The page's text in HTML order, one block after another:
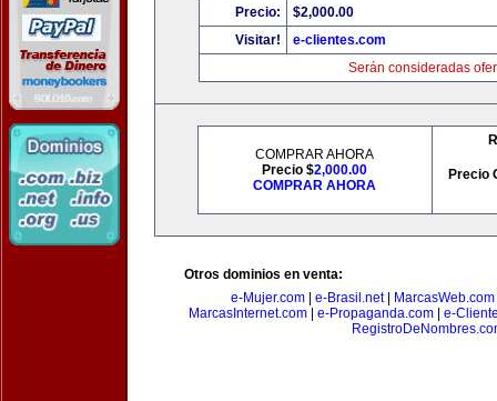
Precio:
$2,000.00
Visitar!
e-clientes.com
Serán consideradas
COMPRAR AHORA
Precio $2,000.00
COMPRAR AHORA
Precio
Otros dominios en venta:
e-Mujer.com| e-Brasil.net| MarcasWeb.com
MarcasInternet.com| e-Propaganda.com| e-